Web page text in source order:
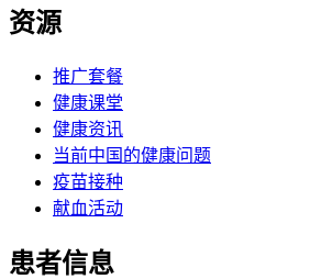
资源
推广套餐
健康课堂
健康资讯
当前中国的健康问题
疫苗接种
献血活动
患者信息